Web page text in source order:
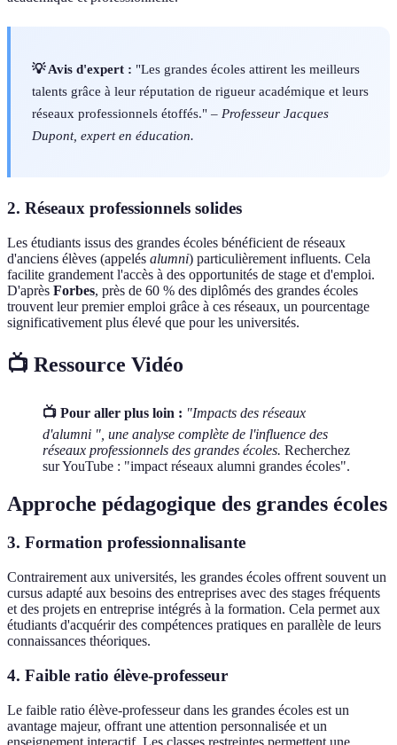
💡 Avis d'expert : "Les grandes écoles attirent les meilleurs
talents grâce à leur réputation de rigueur académique et leurs
réseaux professionnels étoffés." – Professeur Jacques
Dupont, expert en éducation.
2. Réseaux professionnels solides
Les étudiants issus des grandes écoles bénéficient de réseaux
d'anciens élèves (appelés alumni) particulièrement influents. Cela
facilite grandement l'accès à des opportunités de stage et d'emploi.
D'après Forbes, près de 60 % des diplômés des grandes écoles
trouvent leur premier emploi grâce à ces réseaux, un pourcentage
significativement plus élevé que pour les universités.
📺 Ressource Vidéo
📺 Pour aller plus loin : "Impacts des réseaux
d'alumni ", une analyse complète de l'influence des
réseaux professionnels des grandes écoles. Recherchez
sur YouTube : "impact réseaux alumni grandes écoles".
Approche pédagogique des grandes écoles
3. Formation professionnalisante
Contrairement aux universités, les grandes écoles offrent souvent un
cursus adapté aux besoins des entreprises avec des stages fréquents
et des projets en entreprise intégrés à la formation. Cela permet aux
étudiants d'acquérir des compétences pratiques en parallèle de leurs
connaissances théoriques.
4. Faible ratio élève-professeur
Le faible ratio élève-professeur dans les grandes écoles est un
avantage majeur, offrant une attention personnalisée et un
enseignement interactif. Les classes restreintes permettent une